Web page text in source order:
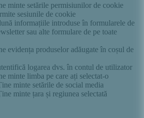
minte setările permisiunilor de cookie
sesiunile de cookie
informațiile introduse în formularele de
sau alte formulare de pe toate
evidența produselor adăugate în coșul de
logarea dvs. în contul de utilizator
minte limba pe care ați selectat-o
minte setările de social media
minte țara și regiunea selectată